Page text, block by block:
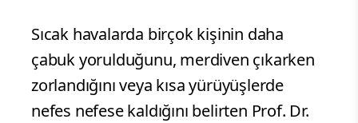
Sıcak havalarda birçok kişinin daha
çabuk yorulduğunu, merdiven çıkarken
zorlandığını veya kısa yürüyüşlerde
nefes nefese kaldığını belirten Prof. Dr.